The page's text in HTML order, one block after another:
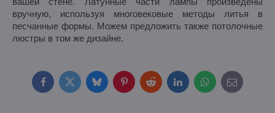
вручную, используя многовековые методы литья в
песчанные формы. Можем предложить также потолочные
люстры в том же дизайне.
FacebookTwitterBlueskyPinterestRedditLinkedInWhatsApp
E-
mail